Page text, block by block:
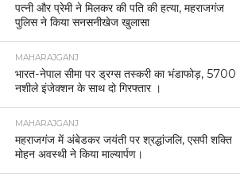
पत्नी और प्रेमी ने मिलकर की पति की हत्या, महराजगंज
पुलिस ने किया सनसनीखेज खुलासा
MAHARAJGANJ
भारत-नेपाल सीमा पर ड्रग्स तस्करी का भंडाफोड़, 5700
नशीले इंजेक्शन के साथ दो गिरफ्तार ।
MAHARAJGANJ
महराजगंज में अंबेडकर जयंती पर श्रद्धांजलि, एसपी शक्ति
मोहन अवस्थी ने किया माल्यार्पण।